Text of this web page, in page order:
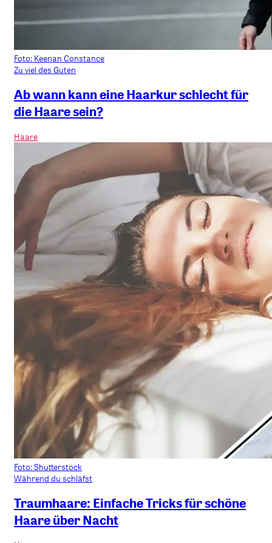
Foto: Keenan Constance
Zu viel des Guten
Ab wann kann eine Haarkur schlecht für
die Haare sein?
Haare
Foto: Shutterstock
Während du schläfst
Traumhaare: Einfache Tricks für schöne
Haare über Nacht